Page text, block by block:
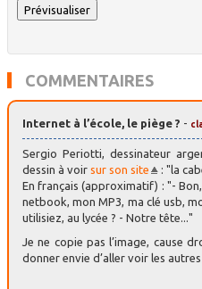
COMMENTAIRES
Internet à l’école, le piège ? -
Sergio Periotti, dessinateur
dessin à voir sur son site
: "la
En français (approximatif) : "-
netbook, mon MP3, ma clé usb,
utilisiez, au lycée ? - Notre tête..."
Je ne copie pas l’image, cause
donner envie d’aller voir les